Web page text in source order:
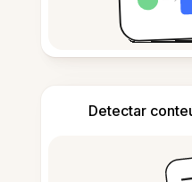
Detectar